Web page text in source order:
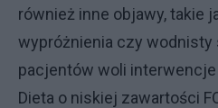
również inne objawy, takie
wypróżnienia czy
pacjentów woli
Dieta o niskiej zawartości